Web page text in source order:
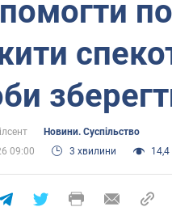
Новини. Суспільство
09:00
3 хвилини 14,4